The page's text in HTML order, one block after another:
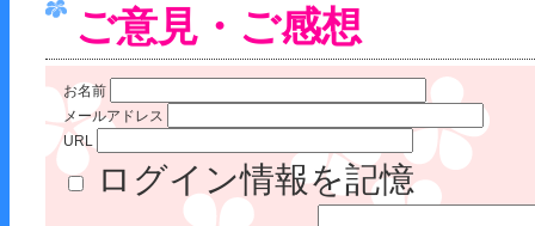
ご意見・ご感想
お名前
メールアドレス
URL
ログイン情報を記憶